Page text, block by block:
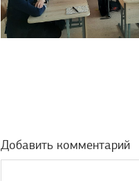
Добавить комментарий